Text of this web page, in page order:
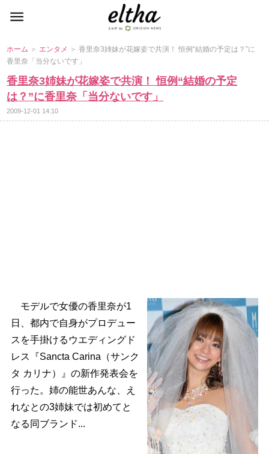
ホーム ＞ エンタメ ＞ 香里奈3姉妹が花嫁姿で共演！ 恒例“結婚の予定は？”に
香里奈「当分ないです」
香里奈3姉妹が花嫁姿で共演！ 恒例“結婚の予定
は？”に香里奈「当分ないです」
2009-12-01 14:10
モデルで女優の香里奈が1
日、都内で自身がプロデュー
スを手掛けるウエディングド
レス『Sancta Carina（サンク
タ カリナ）』の新作発表会を
行った。姉の能世あんな、え
れなとの3姉妹では初めてと
なる同ブランド...